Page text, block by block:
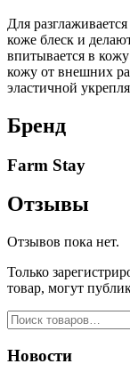
Для
коже блеск и
впитывается в
кожу от внешних
эластичной
Бренд
Farm Stay
Отзывы
Отзывов пока нет.
Только
товар, могут
Новости